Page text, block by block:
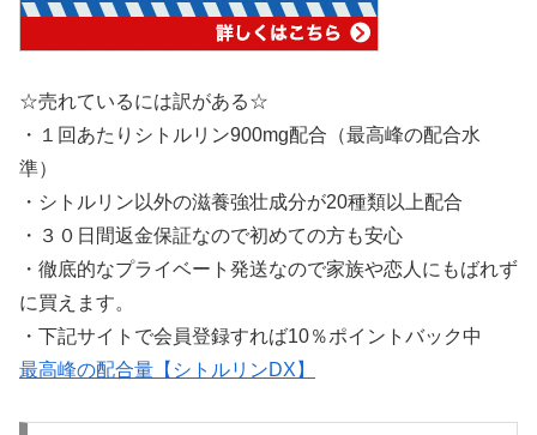
☆売れているには訳がある☆
・１回あたりシトルリン900mg配合（最高峰の配合水
準）
・シトルリン以外の滋養強壮成分が20種類以上配合
・３０日間返金保証なので初めての方も安心
・徹底的なプライベート発送なので家族や恋人にもばれず
に買えます。
・下記サイトで会員登録すれば10％ポイントバック中
最高峰の配合量【シトルリンDX】